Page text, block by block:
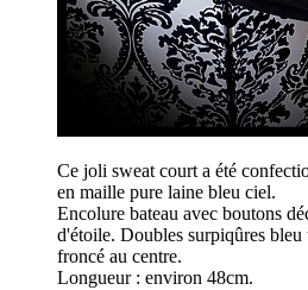
Ce joli sweat court a été
en maille pure laine bleu ciel.
Encolure bateau avec boutons
d'étoile. Doubles surpiqûres
froncé au centre.
Longueur : environ 48cm.